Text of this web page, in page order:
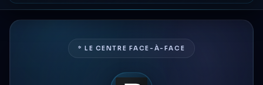
* LE CENTRE FACE-À-FACE